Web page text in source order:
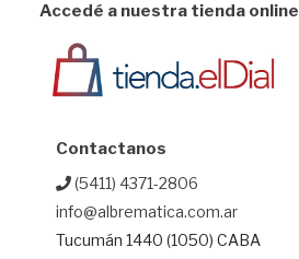
Accedé a nuestra tienda online
Contactanos
(5411) 4371-2806
info@albrematica.com.ar
Tucumán 1440 (1050) CABA